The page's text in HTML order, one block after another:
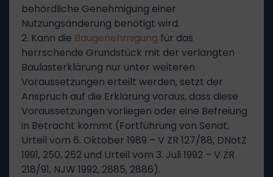
behördliche Genehmigung einer
Nutzungsänderung benötigt wird.
2. Kann die Baugenehmigung für das
herrschende Grundstück mit der verlangten
Baulasterklärung nur unter weiteren
Voraussetzungen erteilt werden, setzt der
Anspruch auf die Erklärung voraus, dass diese
Voraussetzungen vorliegen oder eine Befreiung
in Betracht kommt (Fortführung von Senat,
Urteil vom 6. Oktober 1989 – V ZR 127/88, DNotZ
1991, 250, 252 und Urteil vom 3. Juli 1992 – V ZR
218/91, NJW 1992, 2885, 2886).